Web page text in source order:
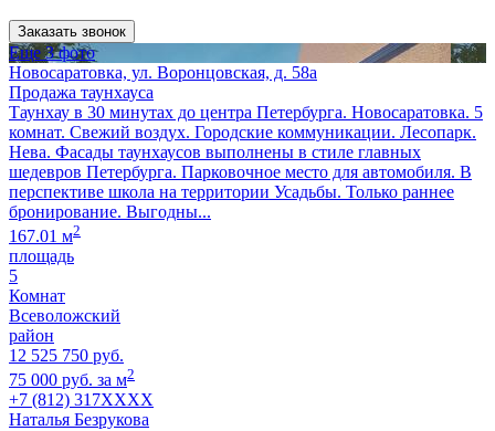
Заказать звонок
Еще 3 фото
Новосаратовка, ул. Воронцовская, д. 58а
Продажа таунхауса
Таунхау в 30 минутах до центра Петербурга. Новосаратовка. 5
комнат. Свежий воздух. Городские коммуникации. Лесопарк.
Нева. Фасады таунхаусов выполнены в стиле главных
шедевров Петербурга. Парковочное место для автомобиля. В
перспективе школа на территории Усадьбы. Только раннее
бронирование. Выгодны...
167.01 м2
площадь
5
Комнат
Всеволожский
район
12 525 750 руб.
75 000 руб. за м2
+7 (812) 317XXXX
Наталья Безрукова